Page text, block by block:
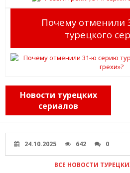
Почему отменили
турецкого
Новости турецких
сериалов
24.10.2025 642 0
ВСЕ НОВОСТИ